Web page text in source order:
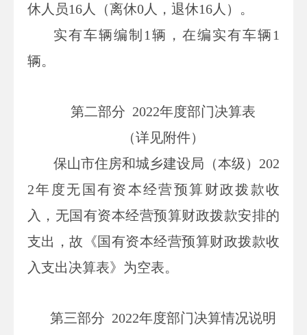
休人员16人（离休0人，退休16人）。
实有车辆编制 1 辆，在编实有车辆 1
辆。
第二部分 2022年度部门决算表
（详见附件）
保山市住房和城乡建设局（本级） 202
2年度无国有资本经营预算财政拨款收
入，无国有资本经营预算财政拨款安排的
支出，故《国有资本经营预算财政拨款收
入支出决算表》为空表。
第三部分 2022年度部门决算情况说明